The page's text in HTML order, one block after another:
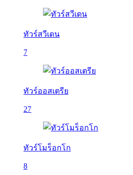
ทัวร์สวีเดน
7
ทัวร์ออสเตรีย
27
ทัวร์โมร็อกโก
8